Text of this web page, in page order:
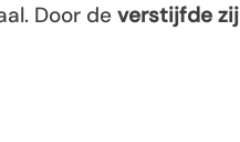
Door de verstijfde